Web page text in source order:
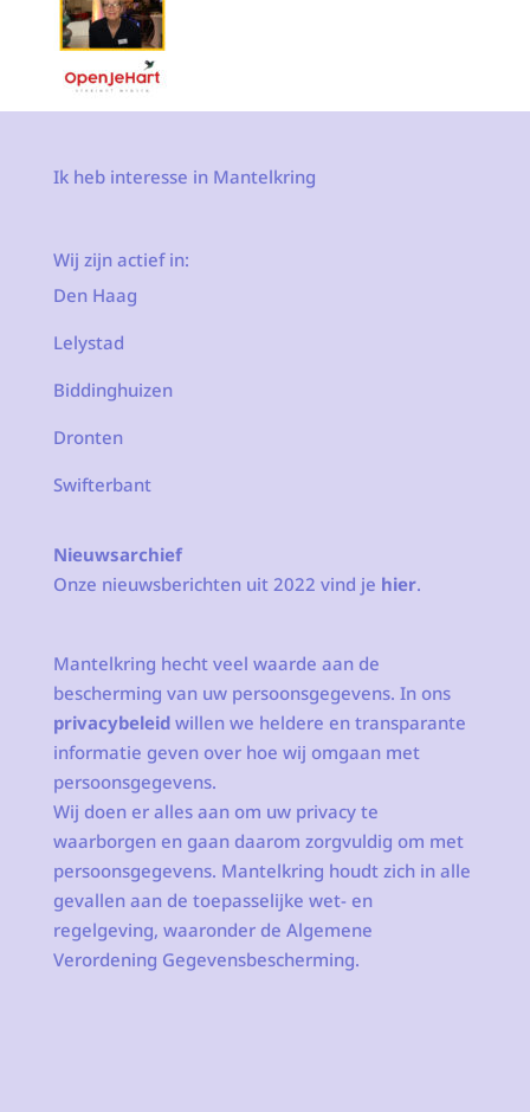
Ik heb interesse in Mantelkring
Wij zijn actief in:
Den Haag
Lelystad
Biddinghuizen
Dronten
Swifterbant
Nieuwsarchief
Onze nieuwsberichten uit 2022 vind je hier.
Mantelkring hecht veel waarde aan de
bescherming van uw persoonsgegevens. In ons
privacybeleidwillen we heldere en transparante
informatie geven over hoe wij omgaan met
persoonsgegevens.
Wij doen er alles aan om uw privacy te
waarborgen en gaan daarom zorgvuldig om met
persoonsgegevens. Mantelkring houdt zich in alle
gevallen aan de toepasselijke wet- en
regelgeving, waaronder de Algemene
Verordening Gegevensbescherming.